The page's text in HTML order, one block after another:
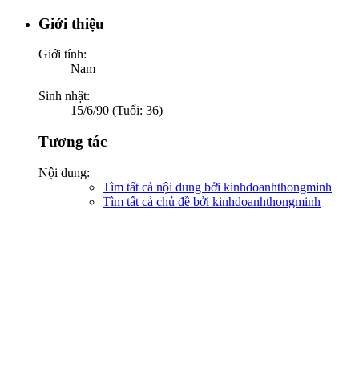
Giới thiệu
Giới tính:
Nam
Sinh nhật:
15/6/90 (Tuổi: 36)
Tương tác
Nội dung:
Tìm tất cả nội dung bởi kinhdoanhthongminh
Tìm tất cả chủ đề bởi kinhdoanhthongminh